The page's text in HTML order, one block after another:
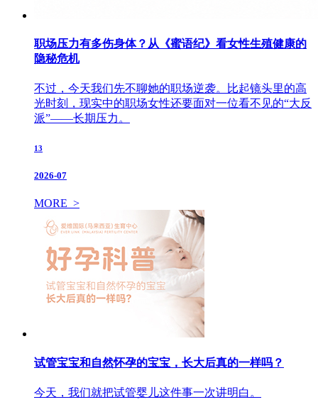
职场压力有多伤身体？从《蜜语纪》看女性生殖健康的
隐秘危机
不过，今天我们先不聊她的职场逆袭。比起镜头里的高
光时刻，现实中的职场女性还要面对一位看不见的“大反
派”——长期压力。
13
2026-07
MORE >
试管宝宝和自然怀孕的宝宝，长大后真的一样吗？
今天，我们就把试管婴儿这件事一次讲明白。